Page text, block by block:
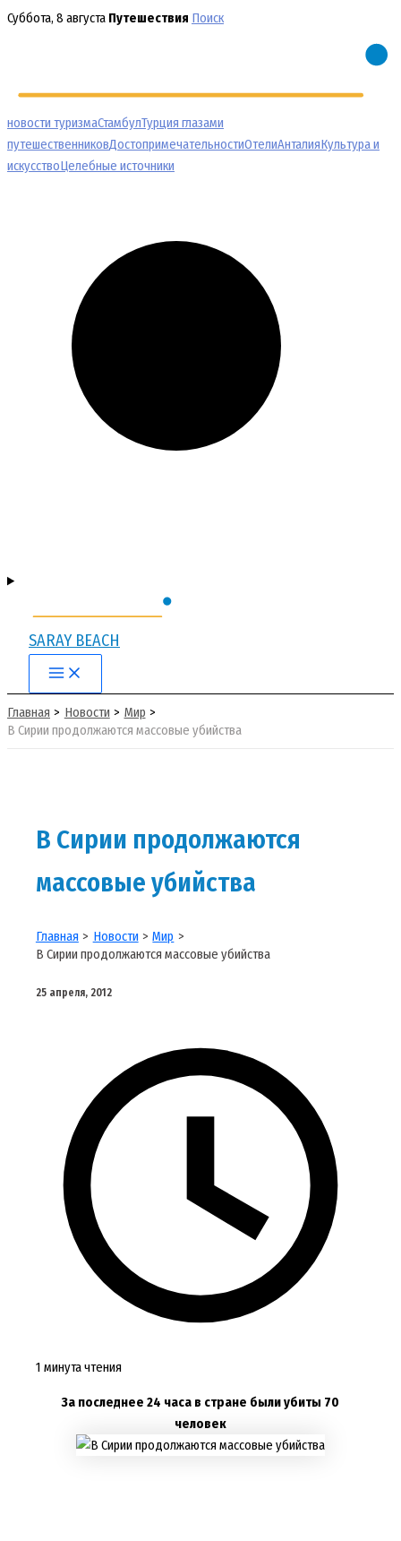
Перейти
Суббота, 8 августа Путешествия Поиск
новости туризмаСтамбулТурция глазами
путешественниковДостопримечательностиОтелиАнталияКультура и
искусствоЦелебные источники
SARAY BEACH
Main
Menu
Главная Новости
Мир
В Сирии продолжаются массовые убийства
В Сирии продолжаются
массовые убийства
Главная Новости
Мир
В Сирии продолжаются массовые убийства
25 апреля, 2012
1 минута чтения
За последнее 24 часа в стране были убиты 70
человек